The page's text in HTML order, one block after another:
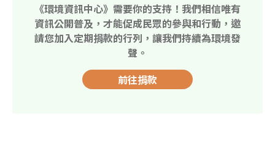
《環境資訊中心》需要你的支持！我們相信唯有
資訊公開普及，才能促成民眾的參與和行動，邀
請您加入定期捐款的行列，讓我們持續為環境發
聲。
前往捐款